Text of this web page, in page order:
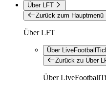
Über LFT
Zurück zum Hauptmenü
Über LFT
Über
Zurück zu Über
Über